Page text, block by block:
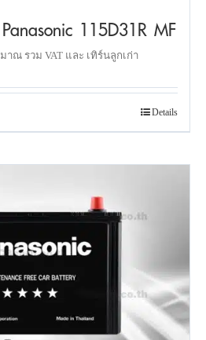
115D31R MF
าณ รวม VAT และ เทิร์นลูกเก่า
Details